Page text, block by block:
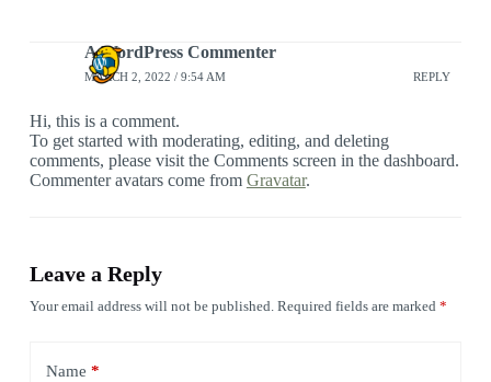
A WordPress Commenter
MARCH 2, 2022 / 9:54 AM REPLY
Hi, this is a comment.
To get started with moderating, editing, and deleting
comments, please visit the Comments screen in the dashboard.
Commenter avatars come from Gravatar.
Leave a Reply
Your email address will not be published. Required fields are marked *
Name *